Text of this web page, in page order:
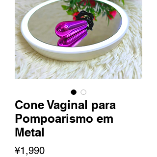
Cone Vaginal para
Pompoarismo em
Metal
¥1,990ราคา